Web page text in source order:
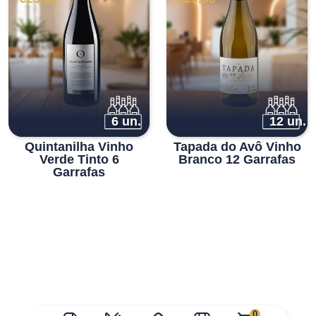
0
era:
€59.00.
é:
€23.00.
6 un.
Quintanilha Vinho
Verde Tinto 6
Garrafas
original
€37.00.
atual
€29.90.
12 un.
Tapada do Avô Vinho
Branco 12 Garrafas